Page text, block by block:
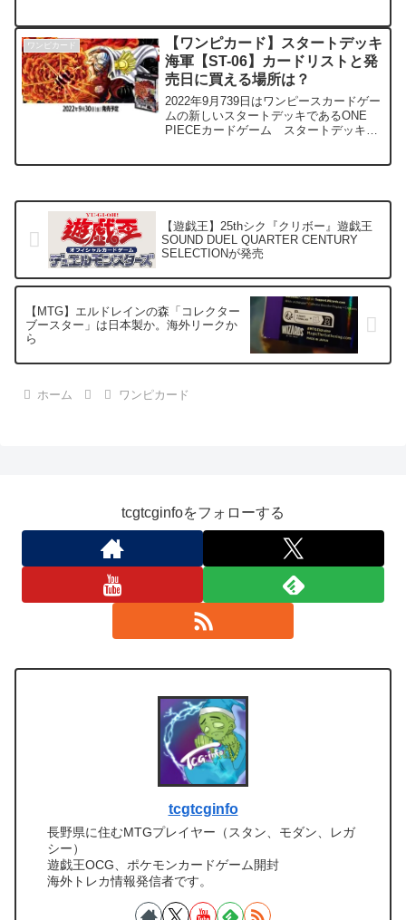
PIECEカードゲーム チャンピオンシ...
ワンピカード
【ワンピカード】スタートデッキ
海軍【ST-06】カードリストと発
売日に買える場所は？
2022年9月739日はワンピースカードゲー
ムの新しいスタートデッキであるONE
PIECEカードゲーム スタートデッキ海
【遊戯王】25thシク『クリボー』遊戯王
SOUND DUEL QUARTER CENTURY
SELECTIONが発売
【MTG】エルドレインの森「コレクター
ブースター」は日本製か。海外リークか
ら
ホーム ワンピカード
tcgtcginfoをフォローする
tcgtcginfo
長野県に住むMTGプレイヤー（スタン、モダン、レガ
シー）
遊戯王OCG、ポケモンカードゲーム開封
海外トレカ情報発信者です。